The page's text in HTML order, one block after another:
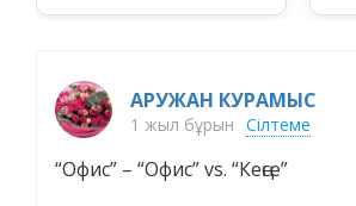
АРУЖАН КУРАМЫС
1 жыл бұрын Сілтеме
“Офис” – “Офис” vs. “Кеңсе”